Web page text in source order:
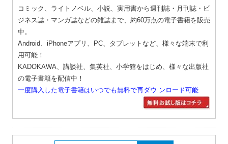
コミック、ライトノベル、小説、実用書から週刊誌・月刊誌・ビ
ジネス誌・マンガ誌などの雑誌まで、約60万点の電子書籍を販売
中。
Android、iPhoneアプリ、PC、タブレットなど、様々な端末で利
用可能！
KADOKAWA、講談社、集英社、小学館をはじめ、様々な出版社
の電子書籍を配信中！
一度購入した電子書籍はいつでも無料で再ダウ ンロード可能